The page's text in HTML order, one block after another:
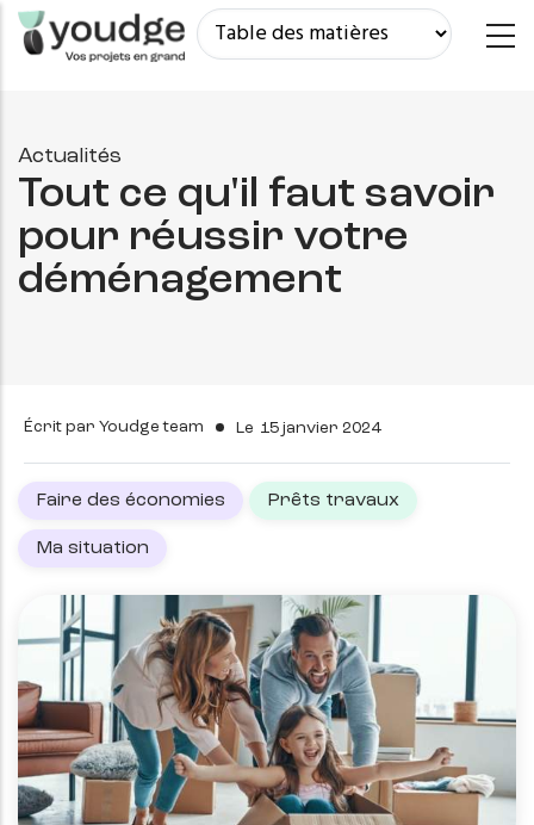
Aller
au
Actualités
Tout ce qu'il faut savoir
pour réussir votre
déménagement
Écrit par Youdge team Le 15 janvier 2024
Faire des économies Prêts travaux
Ma situation